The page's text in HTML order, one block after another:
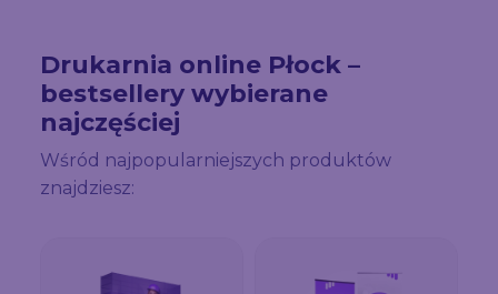
Drukarnia online Płock –
bestsellery wybierane
najczęściej
Wśród najpopularniejszych produktów
znajdziesz: